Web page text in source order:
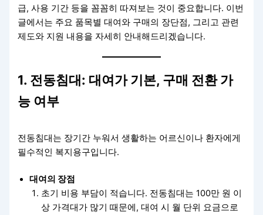
급, 사용 기간 등을 꼼꼼히 따져보는 것이 중요합니다. 이번
글에서는 주요 품목별 대여와 구매의 장단점, 그리고 관련
제도와 지원 내용을 자세히 안내해드리겠습니다.
1. 전동침대: 대여가 기본, 구매 전환 가
능 여부
전동침대는 장기간 누워서 생활하는 어르신이나 환자에게
필수적인 복지용구입니다.
대여의 장점
초기 비용 부담이 적습니다. 전동침대는 100만 원 이
상 가격대가 많기 때문에, 대여 시 월 단위 요금으로